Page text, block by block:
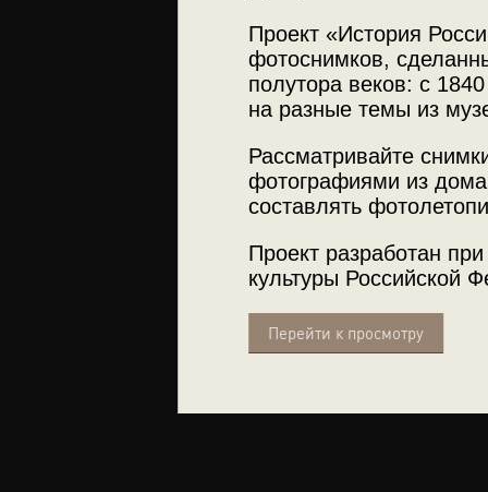
Проект «История
фотоснимков,
полутора веков: с
на разные темы из
Рассматривайте
фотографиями из
составлять
Проект разработан
культуры Российской
Перейти к просмотру